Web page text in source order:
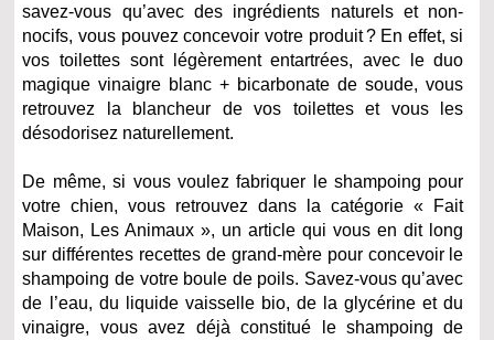
savez-vous qu’avec des ingrédients naturels et non-
nocifs, vous pouvez concevoir votre produit ? En effet, si
vos toilettes sont légèrement entartrées, avec le duo
magique vinaigre blanc + bicarbonate de soude, vous
retrouvez la blancheur de vos toilettes et vous les
désodorisez naturellement.
De même, si vous voulez fabriquer le shampoing pour
votre chien, vous retrouvez dans la catégorie « Fait
Maison, Les Animaux », un article qui vous en dit long
sur différentes recettes de grand-mère pour concevoir le
shampoing de votre boule de poils. Savez-vous qu’avec
de l’eau, du liquide vaisselle bio, de la glycérine et du
vinaigre, vous avez déjà constitué le shampoing de